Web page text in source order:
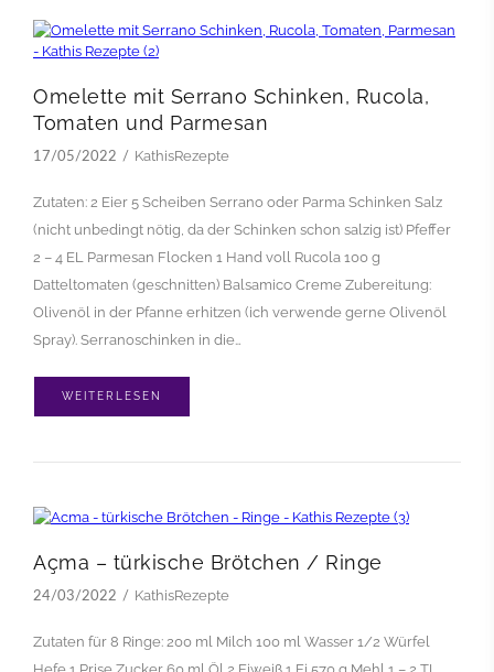
Omelette mit Serrano Schinken, Rucola,
Tomaten und Parmesan
17/05/2022 KathisRezepte
Zutaten: 2 Eier 5 Scheiben Serrano oder Parma Schinken Salz
(nicht unbedingt nötig, da der Schinken schon salzig ist) Pfeffer
2 – 4 EL Parmesan Flocken 1 Hand voll Rucola 100 g
Datteltomaten (geschnitten) Balsamico Creme Zubereitung:
Olivenöl in der Pfanne erhitzen (ich verwende gerne Olivenöl
Spray). Serranoschinken in die…
WEITERLESEN
Açma – türkische Brötchen / Ringe
24/03/2022 KathisRezepte
Zutaten für 8 Ringe: 200 ml Milch 100 ml Wasser 1/2 Würfel